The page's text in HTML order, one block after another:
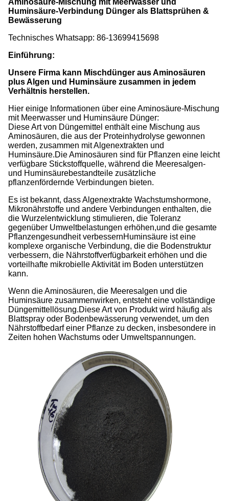
Aminosäure-Mischung mit Meerwasser und
Huminsäure-Verbindung Dünger als Blattsprühen &
Bewässerung
Technisches Whatsapp: 86-13699415698
Einführung:
Unsere Firma kann Mischdünger aus Aminosäuren
plus Algen und Huminsäure zusammen in jedem
Verhältnis herstellen.
Hier einige Informationen über eine Aminosäure-Mischung
mit Meerwasser und Huminsäure Dünger:
Diese Art von Düngemittel enthält eine Mischung aus
Aminosäuren, die aus der Proteinhydrolyse gewonnen
werden, zusammen mit Algenextrakten und
Huminsäure.Die Aminosäuren sind für Pflanzen eine leicht
verfügbare Stickstoffquelle, während die Meeresalgen-
und Huminsäurebestandteile zusätzliche
pflanzenfördernde Verbindungen bieten.
Es ist bekannt, dass Algenextrakte Wachstumshormone,
Mikronährstoffe und andere Verbindungen enthalten, die
die Wurzelentwicklung stimulieren, die Toleranz
gegenüber Umweltbelastungen erhöhen,und die gesamte
Pflanzengesundheit verbessernHuminsäure ist eine
komplexe organische Verbindung, die die Bodenstruktur
verbessern, die Nährstoffverfügbarkeit erhöhen und die
vorteilhafte mikrobielle Aktivität im Boden unterstützen
kann.
Wenn die Aminosäuren, die Meeresalgen und die
Huminsäure zusammenwirken, entsteht eine vollständige
Düngemittellösung.Diese Art von Produkt wird häufig als
Blattspray oder Bodenbewässerung verwendet, um den
Nährstoffbedarf einer Pflanze zu decken, insbesondere in
Zeiten hohen Wachstums oder Umweltspannungen.